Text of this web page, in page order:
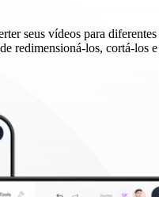
seus vídeos para
redimensioná-los, cortá-los